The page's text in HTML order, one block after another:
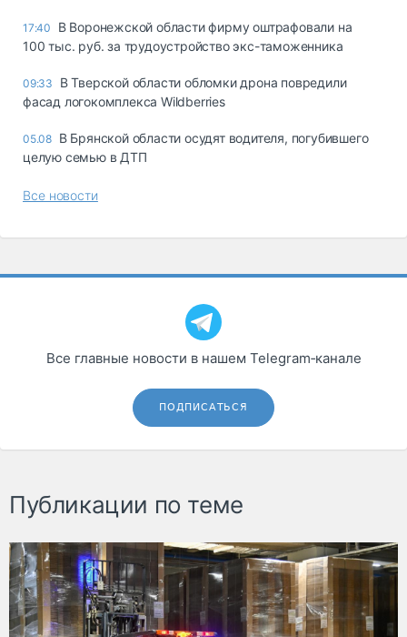
17:40
В Воронежской области фирму оштрафовали на
100 тыс. руб. за трудоустройство экс-таможенника
09:33
В Тверской области обломки дрона повредили
фасад логокомплекса Wildberries
05.08 В Брянской области осудят водителя, погубившего
целую семью в ДТП
Все новости
Все главные новости в нашем Telegram‑канале
ПОДПИСАТЬСЯ
Публикации по теме